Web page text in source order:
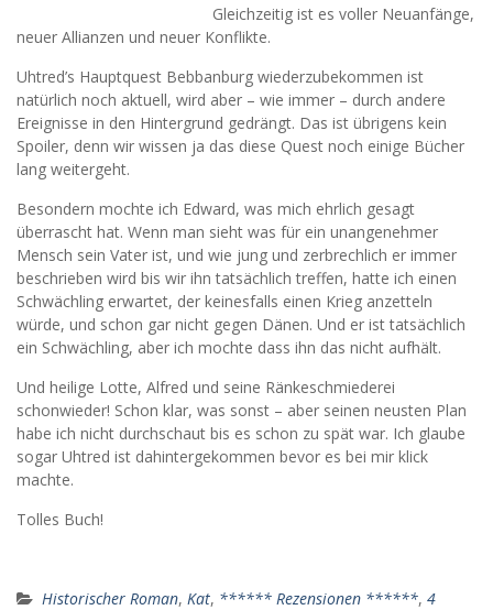
Gleichzeitig ist es voller Neuanfänge,
neuer Allianzen und neuer Konflikte.
Uhtred’s Hauptquest Bebbanburg wiederzubekommen ist
natürlich noch aktuell, wird aber – wie immer – durch andere
Ereignisse in den Hintergrund gedrängt. Das ist übrigens kein
Spoiler, denn wir wissen ja das diese Quest noch einige Bücher
lang weitergeht.
Besondern mochte ich Edward, was mich ehrlich gesagt
überrascht hat. Wenn man sieht was für ein unangenehmer
Mensch sein Vater ist, und wie jung und zerbrechlich er immer
beschrieben wird bis wir ihn tatsächlich treffen, hatte ich einen
Schwächling erwartet, der keinesfalls einen Krieg anzetteln
würde, und schon gar nicht gegen Dänen. Und er ist tatsächlich
ein Schwächling, aber ich mochte dass ihn das nicht aufhält.
Und heilige Lotte, Alfred und seine Ränkeschmiederei
schonwieder! Schon klar, was sonst – aber seinen neusten Plan
habe ich nicht durchschaut bis es schon zu spät war. Ich glaube
sogar Uhtred ist dahintergekommen bevor es bei mir klick
machte.
Tolles Buch!
Historischer Roman, Kat, ****** Rezensionen ******, 4